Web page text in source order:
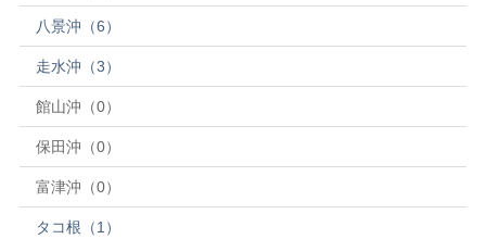
八景沖（6）
走水沖（3）
館山沖（0）
保田沖（0）
富津沖（0）
タコ根（1）